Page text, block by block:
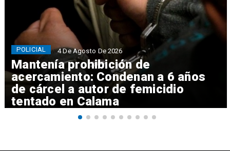
Mantenía prohibición de
acercamiento: Condenan a 6 años
de cárcel a autor de femicidio
tentado en Calama
POLICIAL 4 De Agosto De 2026